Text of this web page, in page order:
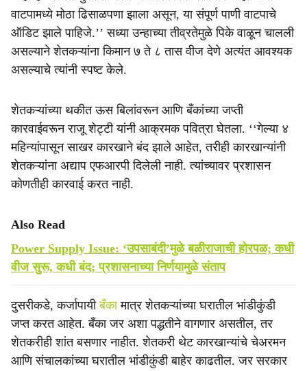
वाटपामध्ये मोठा ढिसाळपणा झाला असून, या संपूर्ण पाणी वाटपाचे
ऑडिट झाले पाहिजे.’’ सध्या उन्हाच्या तीव्रतेमुळे पिके वाळून चालली
असल्याने शेतकऱ्यांना किमान ७ ते ८ तास वीज देणे अत्यंत आवश्यक
असल्याचे त्यांनी स्पष्ट केले.
शेतकऱ्यांच्या थकीत ऊस बिलांवरून आणि बँकांच्या जप्ती
कारवाईवरून राजू शेट्टी यांनी आक्रमक पवित्रा घेतला. ‘‘गेल्या ४
महिन्यांपासून साखर कारखाने बंद झाले आहेत, तरीही कारखान्यांनी
शेतकऱ्यांना अद्याप एफआरपी दिलेली नाही. त्यांच्यावर प्रशासन
कोणतीही कारवाई करत नाही.
Also Read
Power Supply Issue: ‘उपसाबंदी’मुळे बळीराजाची होरपळ; कधी
वीज सुरू, कधी बंद; प्रशासनाच्या निर्णयामुळे संताप
दुसरीकडे, कर्जापायीबँकामात्र शेतकऱ्यांच्या घरातील भांडीकुंडी
जप्त करत आहेत. बँका जर अशा पद्धतीने वागणार असतील, तर
शेतकरीही शांत बसणार नाहीत. शेतकरी थेट कारखान्यांचे चेअरमन
आणि संचालकांच्या घरातील भांडीकुंडी बाहेर काढतील. जर सरकार